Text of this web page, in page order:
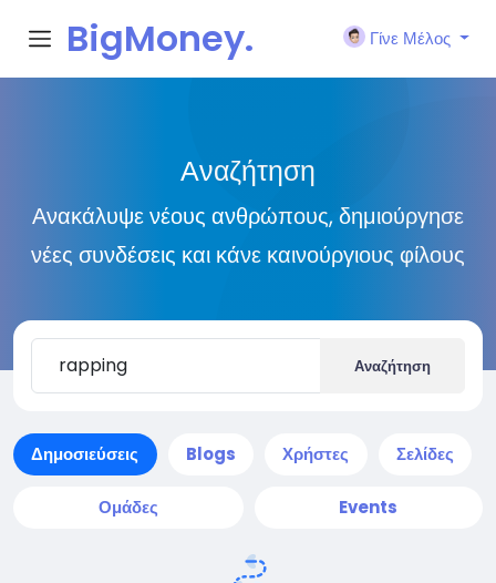
BigMoney.
Γίνε Μέλος
Αναζήτηση
Ανακάλυψε νέους ανθρώπους, δημιούργησε
νέες συνδέσεις και κάνε καινούργιους φίλους
Αναζήτηση
Δημοσιεύσεις Blogs Χρήστες Σελίδες
Ομάδες Events